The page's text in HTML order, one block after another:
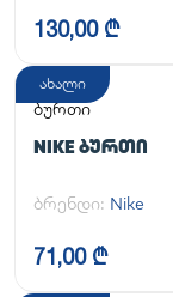
130,00 ₾
ახალი
ბურთი
NIKE ᲑᲣᲠᲗᲘ
ბრენდი: Nike
71,00 ₾